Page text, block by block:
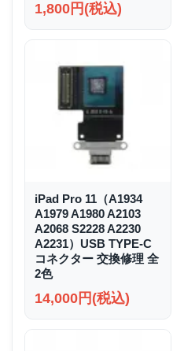
1,800円(税込)
iPad Pro 11（A1934
A1979 A1980 A2103
A2068 S2228 A2230
A2231）USB TYPE-C
コネクター 交換修理 全
2色
14,000円(税込)